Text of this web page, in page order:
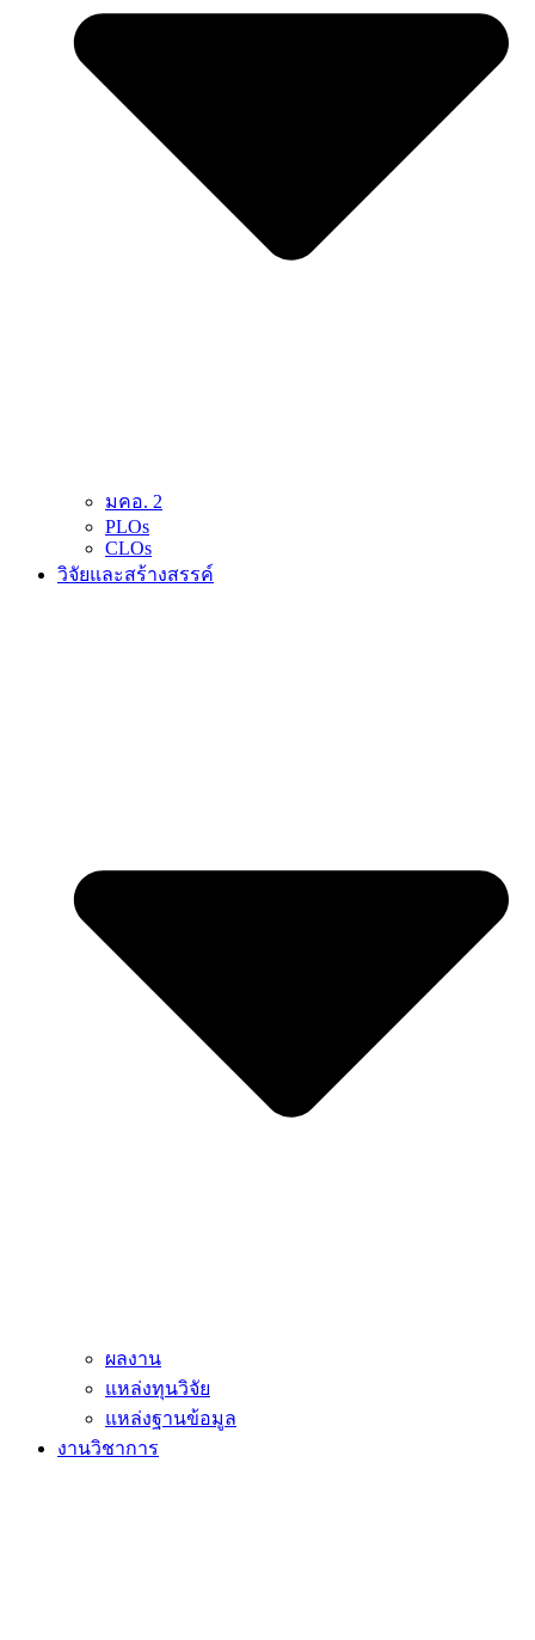
มคอ. 2
PLOs
CLOs
วิจัยและสร้างสรรค์
ผลงาน
แหล่งทุนวิจัย
แหล่งฐานข้อมูล
งานวิชาการ